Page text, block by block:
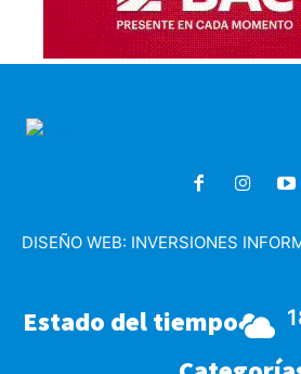
DISEÑO WEB: INVERSIONES
Estado del tiempo